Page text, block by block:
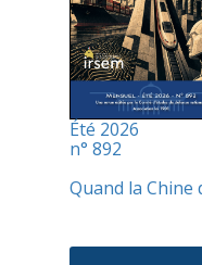
Été 2026
n° 892
Quand la Chine